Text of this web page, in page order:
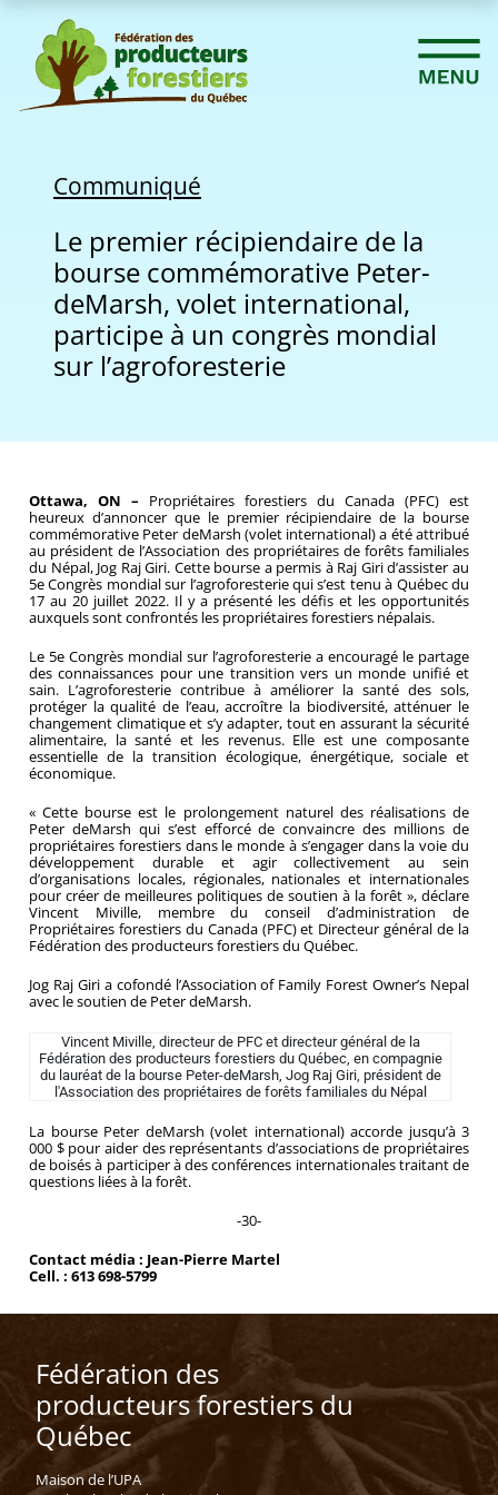
Communiqué
Le premier récipiendaire de la
bourse commémorative Peter-
deMarsh, volet international,
participe à un congrès mondial
sur l’agroforesterie
Ottawa, ON – Propriétaires forestiers du Canada (PFC) est
heureux d’annoncer que le premier récipiendaire de la bourse
commémorative Peter deMarsh (volet international) a été attribué
au président de l’Association des propriétaires de forêts familiales
du Népal, Jog Raj Giri. Cette bourse a permis à Raj Giri d’assister au
5e Congrès mondial sur l’agroforesterie qui s’est tenu à Québec du
17 au 20 juillet 2022. Il y a présenté les défis et les opportunités
auxquels sont confrontés les propriétaires forestiers népalais.
Le 5e Congrès mondial sur l’agroforesterie a encouragé le partage
des connaissances pour une transition vers un monde unifié et
sain. L’agroforesterie contribue à améliorer la santé des sols,
protéger la qualité de l’eau, accroître la biodiversité, atténuer le
changement climatique et s’y adapter, tout en assurant la sécurité
alimentaire, la santé et les revenus. Elle est une composante
essentielle de la transition écologique, énergétique, sociale et
économique.
« Cette bourse est le prolongement naturel des réalisations de
Peter deMarsh qui s’est efforcé de convaincre des millions de
propriétaires forestiers dans le monde à s’engager dans la voie du
développement durable et agir collectivement au sein
d’organisations locales, régionales, nationales et internationales
pour créer de meilleures politiques de soutien à la forêt », déclare
Vincent Miville, membre du conseil d’administration de
Propriétaires forestiers du Canada (PFC) et Directeur général de la
Fédération des producteurs forestiers du Québec.
Jog Raj Giri a cofondé l’Association of Family Forest Owner’s Nepal
avec le soutien de Peter deMarsh.
Vincent Miville, directeur de PFC et directeur général de la
Fédération des producteurs forestiers du Québec, en compagnie
du lauréat de la bourse Peter-deMarsh, Jog Raj Giri, président de
l'Association des propriétaires de forêts familiales du Népal
La bourse Peter deMarsh (volet international) accorde jusqu’à 3
000 $ pour aider des représentants d’associations de propriétaires
de boisés à participer à des conférences internationales traitant de
questions liées à la forêt.
-30-
Contact média : Jean-Pierre Martel
Cell. : 613 698-5799
Fédération des
producteurs forestiers du
Québec
Maison de l’UPA